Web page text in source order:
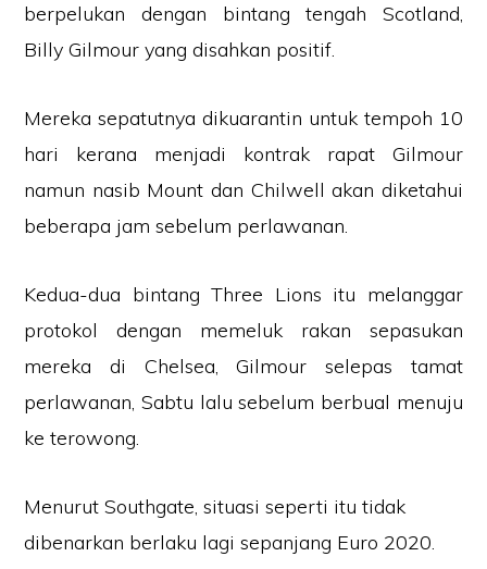
berpelukan dengan bintang tengah Scotland,
Billy Gilmour yang disahkan positif.
Mereka sepatutnya dikuarantin untuk tempoh 10
hari kerana menjadi kontrak rapat Gilmour
namun nasib Mount dan Chilwell akan diketahui
beberapa jam sebelum perlawanan.
Kedua-dua bintang Three Lions itu melanggar
protokol dengan memeluk rakan sepasukan
mereka di Chelsea, Gilmour selepas tamat
perlawanan, Sabtu lalu sebelum berbual menuju
ke terowong.
Menurut Southgate, situasi seperti itu tidak
dibenarkan berlaku lagi sepanjang Euro 2020.